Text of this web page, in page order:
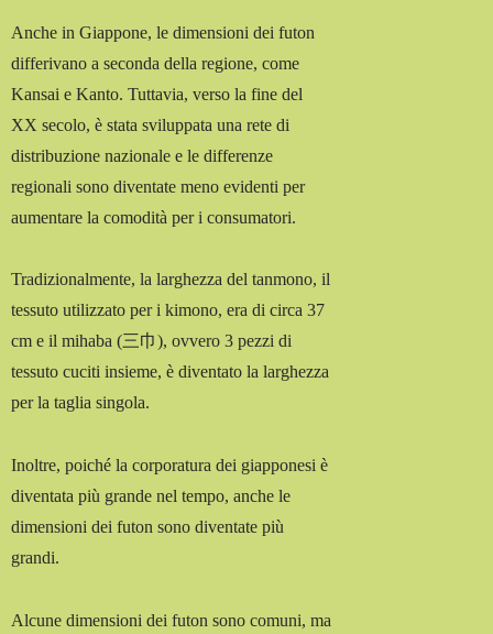
Anche in Giappone, le dimensioni dei futon
differivano a seconda della regione, come
Kansai e Kanto. Tuttavia, verso la fine del
XX secolo, è stata sviluppata una rete di
distribuzione nazionale e le differenze
regionali sono diventate meno evidenti per
aumentare la comodità per i consumatori.
Tradizionalmente, la larghezza del tanmono, il
tessuto utilizzato per i kimono, era di circa 37
cm e il mihaba (三巾), ovvero 3 pezzi di
tessuto cuciti insieme, è diventato la larghezza
per la taglia singola.
Inoltre, poiché la corporatura dei giapponesi è
diventata più grande nel tempo, anche le
dimensioni dei futon sono diventate più
grandi.
Alcune dimensioni dei futon sono comuni, ma